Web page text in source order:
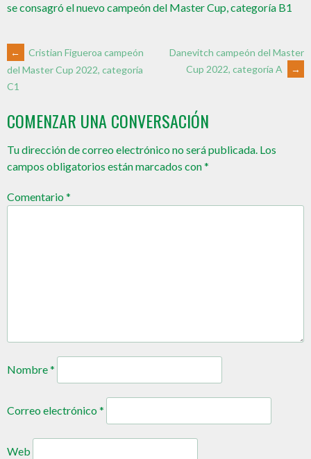
se consagró el nuevo campeón del Master Cup, categoría B1
←
Cristian Figueroa campeón
del Master Cup 2022, categoría
C1
Danevitch campeón del Master
Cup 2022, categoría A
→
COMENZAR UNA CONVERSACIÓN
Tu dirección de correo electrónico no será publicada. Los
campos obligatorios están marcados con*
Comentario*
Nombre*
Correo electrónico*
Web